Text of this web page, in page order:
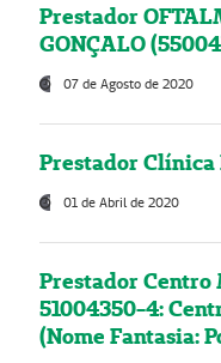
Prestador
GONÇALO
07 de Agosto de 2020
Prestador
01 de Abril de 2020
Prestador
51004350-4:
(Nome Fantasia: